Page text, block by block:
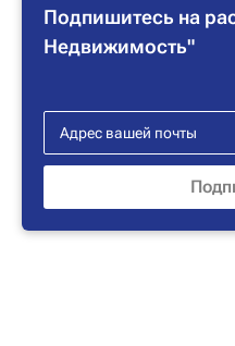
Подпишитесь на
Недвижимость"